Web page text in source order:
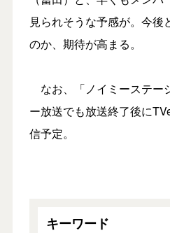
見られそうな予感が。今後
のか、期待が高まる。
なお、「ノイミーステー
ー放送でも放送終了後に
信予定。
キーワード